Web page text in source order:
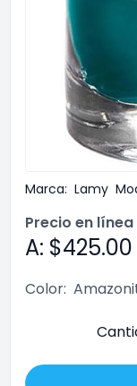
Marca: Lamy
Precio en línea
A: $425.00
Color: